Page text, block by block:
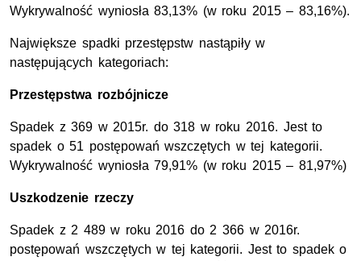
Wykrywalność wyniosła 83,13% (w roku 2015 – 83,16%).
Największe spadki przestępstw nastąpiły w
następujących kategoriach:
Przestępstwa rozbójnicze
Spadek z 369 w 2015r. do 318 w roku 2016. Jest to
spadek o 51 postępowań wszczętych w tej kategorii.
Wykrywalność wyniosła 79,91% (w roku 2015 – 81,97%)
Uszkodzenie rzeczy
Spadek z 2 489 w roku 2016 do 2 366 w 2016r.
postępowań wszczętych w tej kategorii. Jest to spadek o